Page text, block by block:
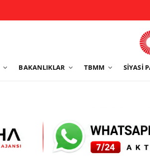
BAKANLIKLAR TBMM SIYASI